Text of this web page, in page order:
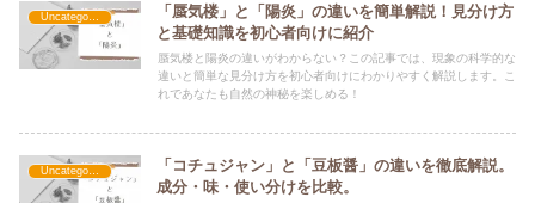
「蜃気楼」と「陽炎」の違いを簡単解説！見分け方
と基礎知識を初心者向けに紹介
蜃気楼と陽炎の違いがわからない？この記事では、現象の科学的な
違いと簡単な見分け方を初心者向けにわかりやすく解説します。こ
れであなたも自然の神秘を楽しめる！
「コチュジャン」と「豆板醤」の違いを徹底解説。
成分・味・使い分けを比較。